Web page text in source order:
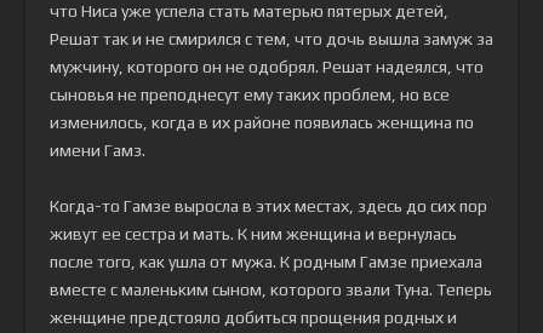
что Ниса уже успела стать матерью пятерых детей,
Решат так и не смирился с тем, что дочь вышла замуж за
мужчину, которого он не одобрял. Решат надеялся, что
сыновья не преподнесут ему таких проблем, но все
изменилось, когда в их районе появилась женщина по
имени Гамз.
Когда-то Гамзе выросла в этих местах, здесь до сих пор
живут ее сестра и мать. К ним женщина и вернулась
после того, как ушла от мужа. К родным Гамзе приехала
вместе с маленьким сыном, которого звали Туна. Теперь
женщине предстояло добиться прощения родных и